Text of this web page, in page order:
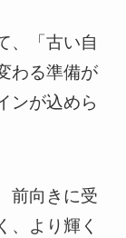
、「古い自
わる準備が
ンが込めら
前向きに受
、より輝く